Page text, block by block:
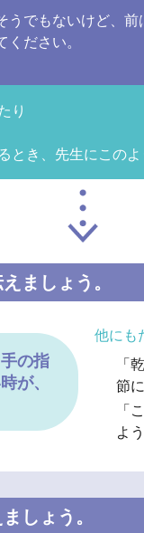
でもないけど、
ださい。
り
き、先生にこの
ましょう。
の指
が、
他にも
「
節
「
よ
しょう。